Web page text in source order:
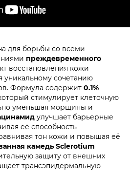
для борьбы со всеми
преждевременного
восстановления кожи
уникальному сочетанию
Формула содержит 0.1%
стимулирует клеточную
уменьшая морщины и
улучшает барьерные
её способность
тон кожи и повышая её
камедь Sclerotium
защиту от внешних
трансэпидермальную